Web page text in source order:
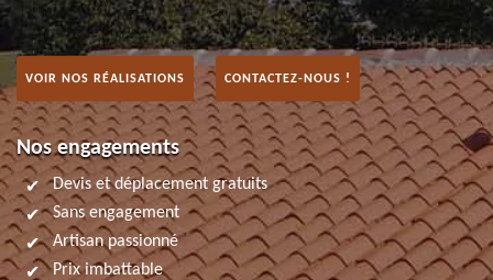
VOIR NOS RÉALISATIONS CONTACTEZ-NOUS !
Nos engagements
Devis et déplacement gratuits
Sans engagement
Artisan passionné
Prix imbattable